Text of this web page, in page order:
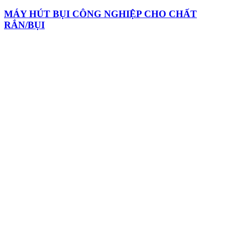
MÁY HÚT BỤI CÔNG NGHIỆP CHO CHẤT
RẮN/BỤI